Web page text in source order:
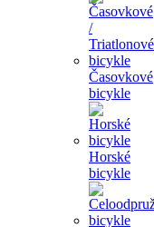
Časovkové
bicykle
Horské
bicykle